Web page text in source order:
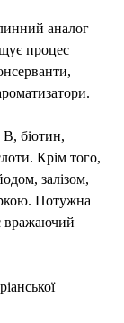
аналог
процес
В, біотин,
Крім того,
залізом,
Потужна
вражаючий